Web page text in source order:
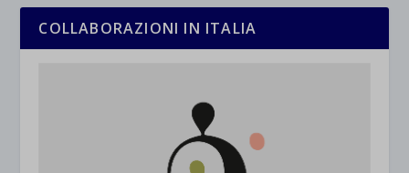
COLLABORAZIONI IN ITALIA